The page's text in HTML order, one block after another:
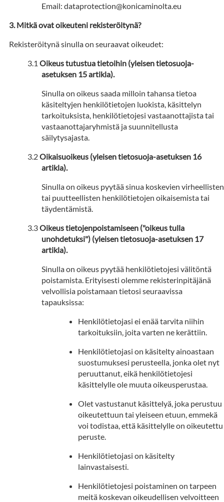
Email: dataprotection@konicaminolta.eu
Mitkä ovat oikeuteni rekisteröitynä?
Rekisteröitynä sinulla on seuraavat oikeudet:
Oikeus tutustua tietoihin (yleisen tietosuoja-
asetuksen 15 artikla).
Sinulla on oikeus saada milloin tahansa tietoa
käsiteltyjen henkilötietojen luokista, käsittelyn
tarkoituksista, henkilötietojesi vastaanottajista tai
vastaanottajaryhmistä ja suunnitellusta
säilytysajasta.
Oikaisuoikeus (yleisen tietosuoja-asetuksen 16
artikla).
Sinulla on oikeus pyytää sinua koskevien virheellisten
tai puutteellisten henkilötietojen oikaisemista tai
täydentämistä.
Oikeus tietojenpoistamiseen ("oikeus tulla
unohdetuksi") (yleisen tietosuoja-asetuksen 17
artikla).
Sinulla on oikeus pyytää henkilötietojesi välitöntä
poistamista. Erityisesti olemme rekisterinpitäjänä
velvollisia poistamaan tietosi seuraavissa
tapauksissa:
Henkilötietojasi ei enää tarvita niihin
tarkoituksiin, joita varten ne kerättiin.
Henkilötietojasi on käsitelty ainoastaan
suostumuksesi perusteella, jonka olet nyt
peruuttanut, eikä henkilötietojesi
käsittelylle ole muuta oikeusperustaa.
Olet vastustanut käsittelyä, joka perustuu
oikeutettuun tai yleiseen etuun, emmekä
voi todistaa, että käsittelylle on oikeutettu
peruste.
Henkilötietojasi on käsitelty
lainvastaisesti.
Henkilötietojesi poistaminen on tarpeen
meitä koskevan oikeudellisen velvoitteen